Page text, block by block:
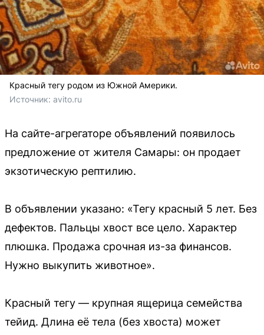
Красный тегу родом из Южной Америки.
Источник: avito.ru
На сайте-агрегаторе объявлений появилось
предложение от жителя Самары: он продает
экзотическую рептилию.
В объявлении указано: «Тегу красный 5 лет. Без
дефектов. Пальцы хвост все цело. Характер
плюшка. Продажа срочная из-за финансов.
Нужно выкупить животное».
Красный тегу — крупная ящерица семейства
тейид. Длина её тела (без хвоста) может